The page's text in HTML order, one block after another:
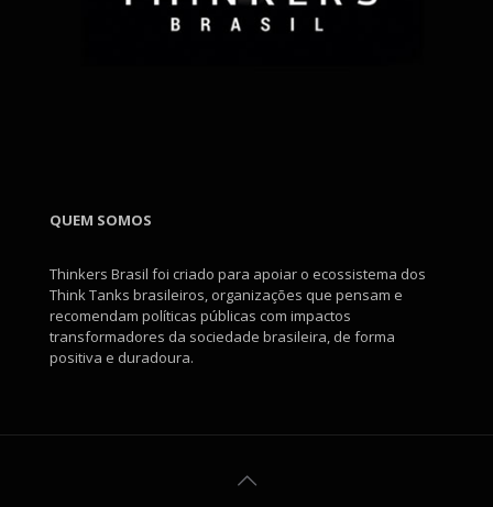
QUEM SOMOS
Thinkers Brasil foi criado para apoiar o ecossistema dos
Think Tanks brasileiros, organizações que pensam e
recomendam políticas públicas com impactos
transformadores da sociedade brasileira, de forma
positiva e duradoura.